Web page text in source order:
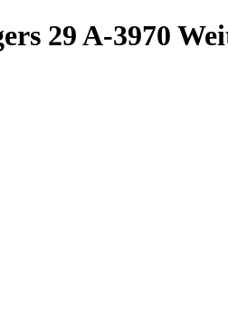
29A-3970